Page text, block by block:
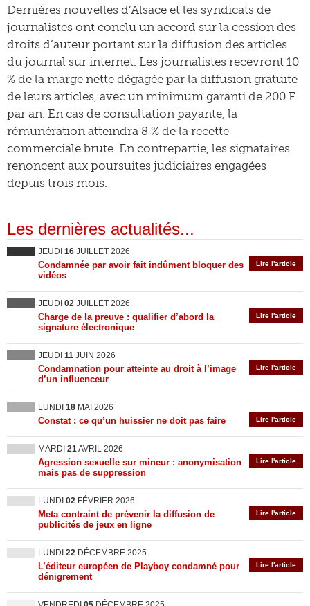
Dernières nouvelles d’Alsace et les syndicats de
journalistes ont conclu un accord sur la cession des
droits d’auteur portant sur la diffusion des articles
du journal sur internet. Les journalistes recevront 10
% de la marge nette dégagée par la diffusion gratuite
de leurs articles, avec un minimum garanti de 200 F
par an. En cas de consultation payante, la
rémunération atteindra 8 % de la recette
commerciale brute. En contrepartie, les signataires
renoncent aux poursuites judiciaires engagées
depuis trois mois.
Les dernières actualités...
JEUDI 16 JUILLET 2026
Lire l'article
Condamnée par avoir fait indûment bloquer des
vidéos
JEUDI 02 JUILLET 2026
Lire l'article
Charge de la preuve : qualifier d’abord la
signature électronique
JEUDI 11 JUIN 2026
Lire l'article
Condamnation pour atteinte au droit à l’image
d’un influenceur
LUNDI 18 MAI 2026
Lire l'article
Constat : ce qu’un huissier ne doit pas faire
MARDI 21AVRIL 2026
Lire l'article
Agression sexuelle sur mineur : anonymisation
mais pas de suppression
LUNDI 02 FÉVRIER 2026
Lire l'article
Meta contraint de prévenir la diffusion de
publicités de jeux en ligne
LUNDI 22 DÉCEMBRE 2025
Lire l'article
L’éditeur européen de Playboy condamné pour
dénigrement